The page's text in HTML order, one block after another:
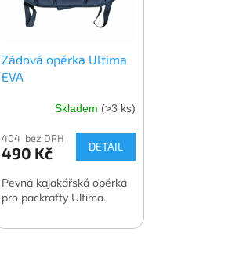
Zádová opěrka Ultima
EVA
Skladem (>3 ks)
404 bez DPH
490 Kč DETAIL
Pevná kajakářská opěrka
pro packrafty Ultima.